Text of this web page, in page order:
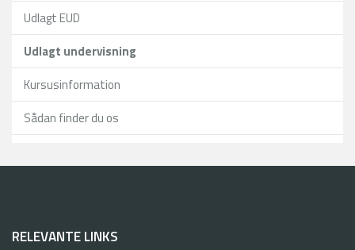
Udlagt EUD
Udlagt undervisning
Kursusinformation
Sådan finder du os
RELEVANTE LINKS